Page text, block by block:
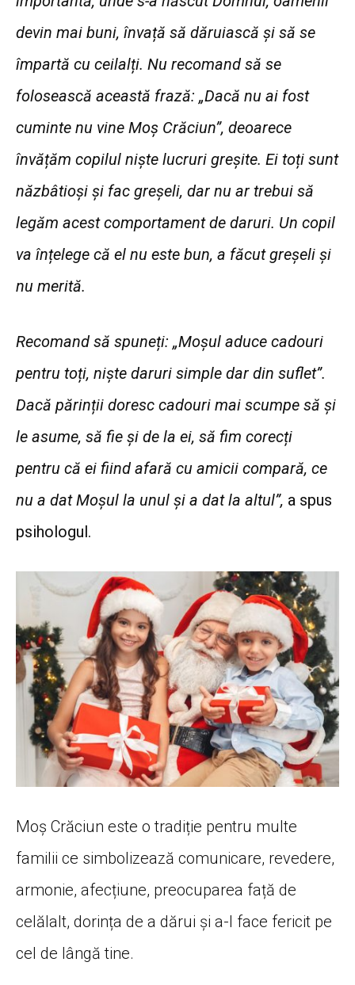
devin mai buni, învață să dăruiască și să se
împartă cu ceilalți. Nu recomand să se
folosească această frază: „Dacă nu ai fost
cuminte nu vine Moș Crăciun”, deoarece
învățăm copilul niște lucruri greșite. Ei toți sunt
năzbâtioși și fac greșeli, dar nu ar trebui să
legăm acest comportament de daruri. Un copil
va înțelege că el nu este bun, a făcut greșeli și
nu merită.
Recomand să spuneți: „Moșul aduce cadouri
pentru toți, niște daruri simple dar din suflet”.
Dacă părinții doresc cadouri mai scumpe să și
le asume, să fie și de la ei, să fim corecți
pentru că ei fiind afară cu amicii compară, ce
nu a dat Moșul la unul și a dat la altul”, a spus
psihologul.
Moş Crăciun este o tradiție pentru multe
familii ce simbolizează comunicare, revedere,
armonie, afecțiune, preocuparea față de
celălalt, dorința de a dărui şi a-l face fericit pe
cel de lângă tine.